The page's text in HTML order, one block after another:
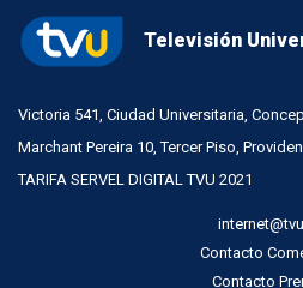
Televisión
Victoria 541, Ciudad Universitaria,
Marchant Pereira 10, Tercer Piso,
TARIFA SERVEL DIGITAL TVU 2021
Contacto
Contacto